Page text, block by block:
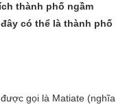
thành phố ngầm
có thể là thành phố
gọi là Matiate (nghĩa